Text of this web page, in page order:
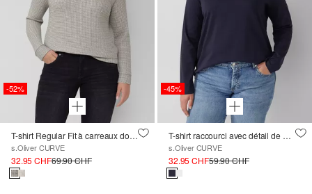
-52%
T-shirt Regular Fit à carreaux doux et gratté
s.Oliver CURVE
32.95 CHF69.90 CHF
-45%
T-shirt raccourci avec détail de broderie
s.Oliver CURVE
32.95 CHF59.90 CHF